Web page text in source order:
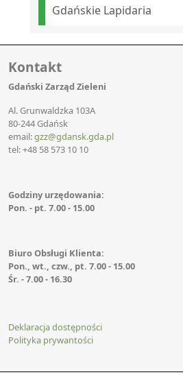
Gdańskie Lapidaria
Kontakt
Gdański Zarząd Zieleni
Al. Grunwaldzka 103A
80-244 Gdańsk
email:gzz@gdansk.gda.pl
tel: +48 58 573 10 10
Godziny urzędowania:
Pon. - pt. 7.00 - 15.00
Biuro Obsługi Klienta:
Pon., wt., czw., pt. 7.00 - 15.00
Śr. - 7.00 - 16.30
Deklaracja dostępności
Polityka prywantości